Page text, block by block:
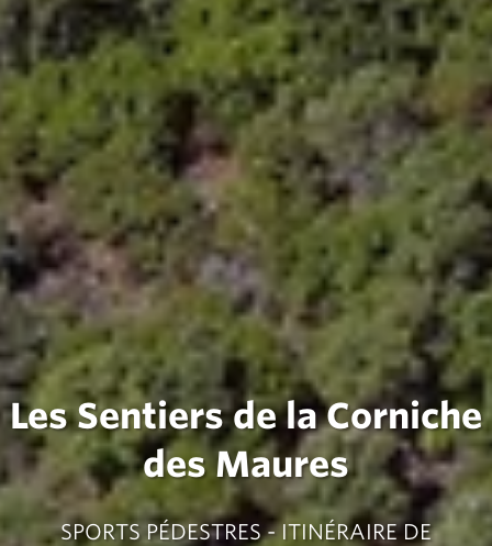
Les Sentiers de la Corniche
des Maures
SPORTS PÉDESTRES - ITINÉRAIRE DE